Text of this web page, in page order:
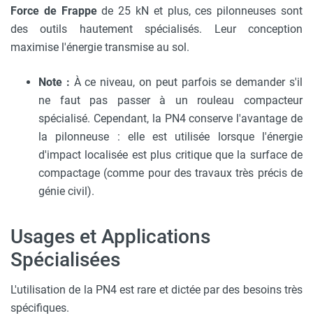
Force de Frappede 25 kN et plus, ces pilonneuses sont
des outils hautement spécialisés. Leur conception
maximise l'énergie transmise au sol.
Note : À ce niveau, on peut parfois se demander s'il
ne faut pas passer à un rouleau compacteur
spécialisé. Cependant, la PN4 conserve l'avantage de
la pilonneuse : elle est utilisée lorsque l'énergie
d'impact localisée est plus critique que la surface de
compactage (comme pour des travaux très précis de
génie civil).
Usages et Applications
Spécialisées
L'utilisation de la PN4 est rare et dictée par des besoins très
spécifiques.